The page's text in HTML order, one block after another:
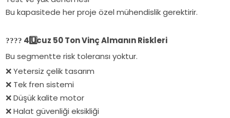
Bu kapasitede her proje özel mühendislik gerektirir.
???? 4️Ucuz 50 Ton Vinç Almanın Riskleri
Bu segmentte risk toleransı yoktur.
❌ Yetersiz çelik tasarım
❌ Tek fren sistemi
❌ Düşük kalite motor
❌ Halat güvenliği eksikliği